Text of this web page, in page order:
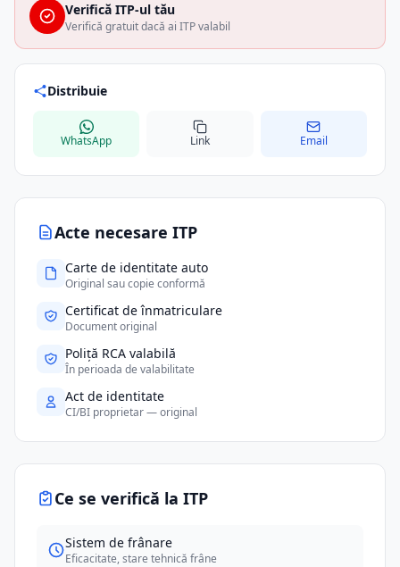
Acte necesare ITP
Carte de identitate auto
Original sau copie conformă
Certificat de înmatriculare
Document original
Poliță RCA valabilă
În perioada de valabilitate
Act de identitate
CI/BI proprietar — original
Ce se verifică la ITP
Sistem de frânare
Eficacitate, stare tehnică frâne
Verifică ITP-ul tău
Verifică gratuit dacă ai ITP valabil
Distribuie
WhatsApp Link Email